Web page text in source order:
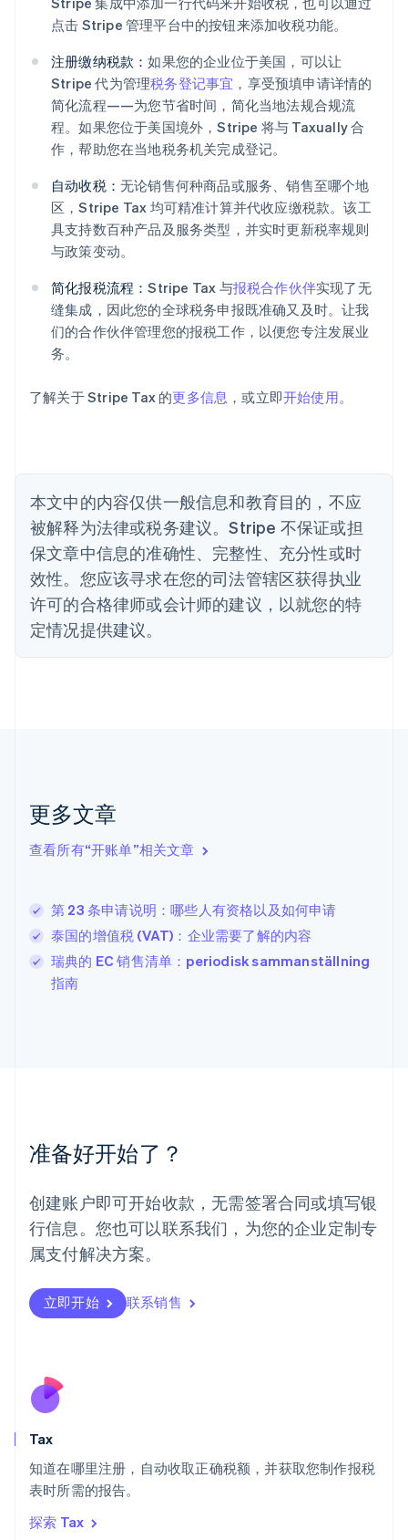
点击 Stripe 管理平台中的按钮来添加收税功能。
注册缴纳税款：如果您的企业位于美国，可以让
Stripe 代为管理税务登记事宜 ，享受预填申请详情的
简化流程——为您节省时间，简化当地法规合规流
程。如果您位于美国境外，Stripe 将与 Taxually 合
作，帮助您在当地税务机关完成登记。
自动收税： 无论销售何种商品或服务、销售至哪个地
区，Stripe Tax 均可精准计算并代收应缴税款。该工
具支持数百种产品及服务类型，并实时更新税率规则
与政策变动。
简化报税流程：Stripe Tax 与报税合作伙伴实现了无
缝集成，因此您的全球税务申报既准确又及时。让我
们的合作伙伴管理您的报税工作，以便您专注发展业
务。
了解关于 Stripe Tax 的更多信息 ，或立即开始使用。
本文中的内容仅供一般信息和教育目的，不应
被解释为法律或税务建议。Stripe 不保证或担
保文章中信息的准确性、完整性、充分性或时
效性。您应该寻求在您的司法管辖区获得执业
许可的合格律师或会计师的建议，以就您的特
定情况提供建议。
更多文章
查看所有“开账单”相关文章
第 23 条申请说明：哪些人有资格以及如何申请
泰国的增值税 (VAT)：企业需要了解的内容
瑞典的 EC 销售清单：periodisk sammanställning
指南
准备好开始了？
创建账户即可开始收款，无需签署合同或填写银
行信息。您也可以联系我们，为您的企业定制专
属支付解决方案。
立即开始 联系销售
Tax
知道在哪里注册，自动收取正确税额，并获取您制作报税
表时所需的报告。
探索 Tax
阿联酋
English
爱尔兰
爱沙尼亚
English
奥地利
DeutschEnglish
澳大利亚
巴西
比利时
波兰
English
丹麦
English
德国
Deutsch English
法国
FrançaisEnglish
芬兰
克罗地亚
EnglishItaliano
拉脱维亚
English
列支敦士登
DeutschEnglish
卢森堡
FrançaisDeutsch English
罗马尼亚
墨西哥
EspañolEnglish
English
葡萄牙
PortuguêsEnglish
日本
瑞典
Svenska English
瑞士
English
斯洛伐克
泰国
ไทยEnglish
English